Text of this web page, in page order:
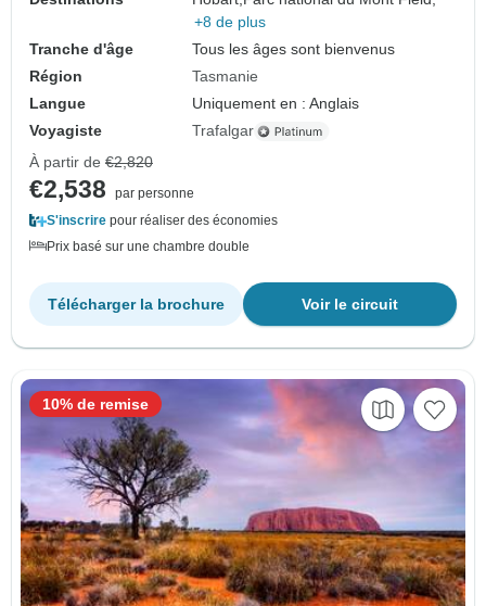
+8 de plus
Tranche d'âge
Tous les âges sont bienvenus
Région
Tasmanie
Langue
Uniquement en : Anglais
Voyagiste
Trafalgar
À partir de €2,820
€2,538
par personne
S'inscrire pour réaliser des économies
Prix basé sur une chambre double
Voir le circuit
Télécharger la brochure
10% de remise